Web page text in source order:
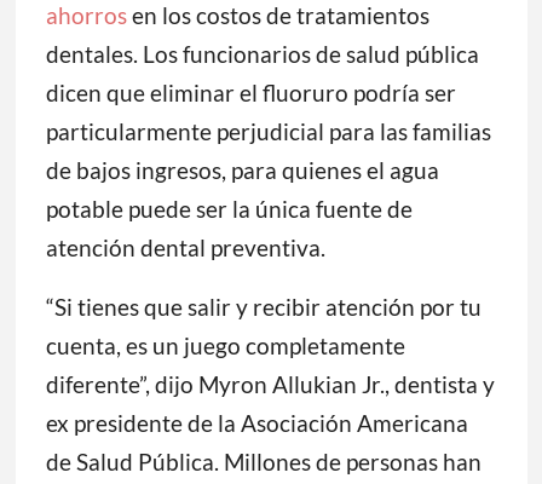
ahorrosen los costos de tratamientos
dentales. Los funcionarios de salud pública
dicen que eliminar el fluoruro podría ser
particularmente perjudicial para las familias
de bajos ingresos, para quienes el agua
potable puede ser la única fuente de
atención dental preventiva.
“Si tienes que salir y recibir atención por tu
cuenta, es un juego completamente
diferente”, dijo Myron Allukian Jr., dentista y
ex presidente de la Asociación Americana
de Salud Pública. Millones de personas han